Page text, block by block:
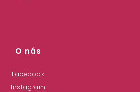
O nás
Facebook
Instagram